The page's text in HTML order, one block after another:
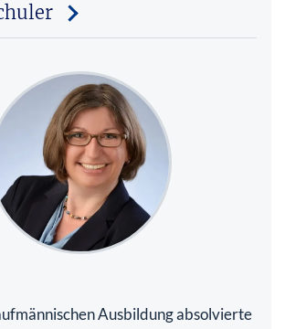
Ausbildung absolvierte